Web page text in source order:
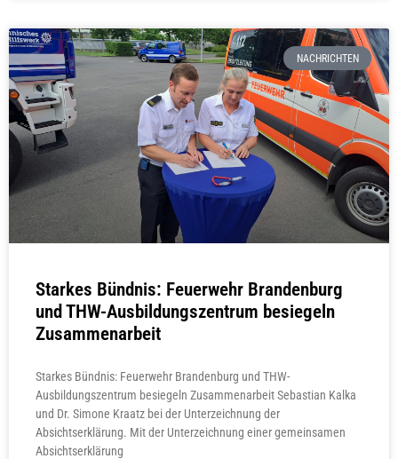
NACHRICHTEN
Starkes Bündnis: Feuerwehr Brandenburg
und THW-Ausbildungszentrum besiegeln
Zusammenarbeit
Starkes Bündnis: Feuerwehr Brandenburg und THW-
Ausbildungszentrum besiegeln Zusammenarbeit Sebastian Kalka
und Dr. Simone Kraatz bei der Unterzeichnung der
Absichtserklärung. Mit der Unterzeichnung einer gemeinsamen
Absichtserklärung